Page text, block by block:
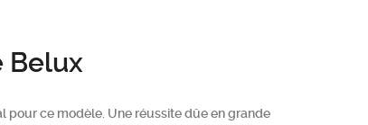
Belux
ce modèle. Une réussite dûe en grande